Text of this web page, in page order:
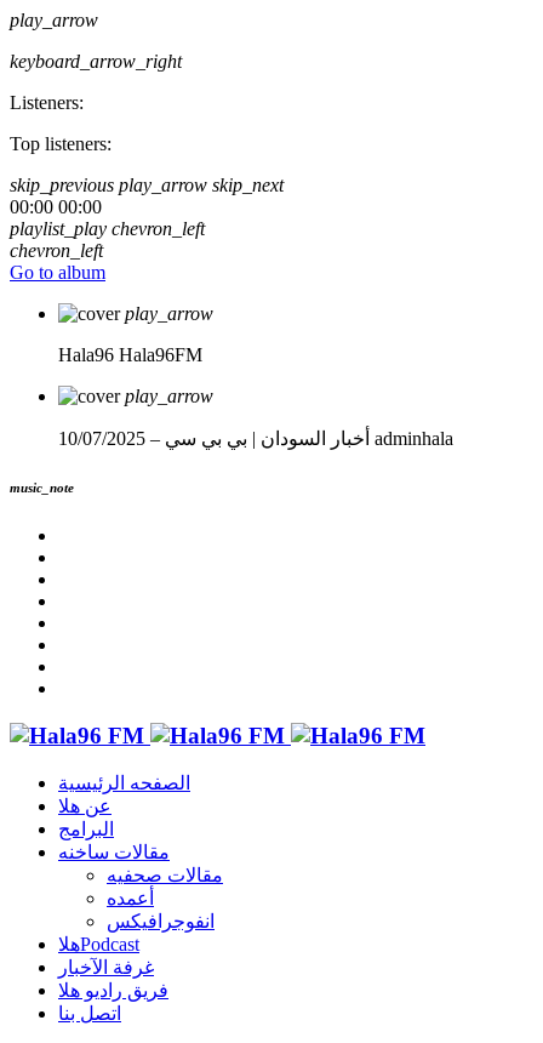
play_arrow
keyboard_arrow_right
Listeners:
Top listeners:
skip_previous play_arrow skip_next
00:00 00:00
playlist_play chevron_left
chevron_left
Go to album
play_arrow
Hala96 Hala96FM
play_arrow
أخبار السودان | بي بي سي – 10/07/2025 adminhala
music_note
الصفحه الرئيسية
عن هلا
البرامج
مقالات ساخنه
مقالات صحفيه
أعمده
انفوجرافيكس
هلاPodcast
غرفة الآخبار
فريق راديو هلا
اتصل بنا